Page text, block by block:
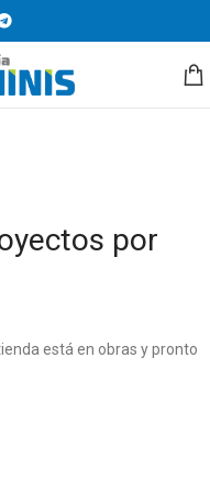
por
está en obras y pronto